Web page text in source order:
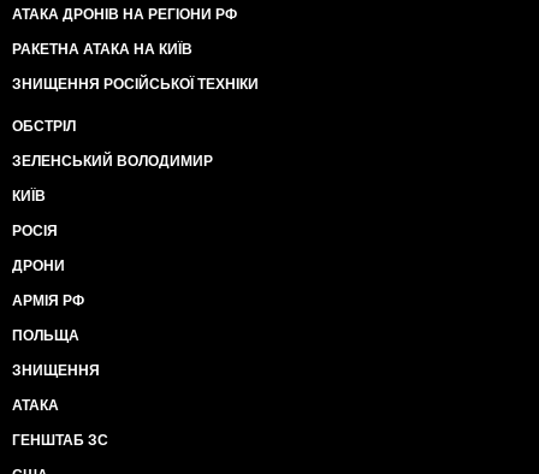
АТАКА ДРОНІВ НА РЕГІОНИ РФ
РАКЕТНА АТАКА НА КИЇВ
ЗНИЩЕННЯ РОСІЙСЬКОЇ ТЕХНІКИ
ОБСТРІЛ
ЗЕЛЕНСЬКИЙ ВОЛОДИМИР
КИЇВ
РОСІЯ
ДРОНИ
АРМІЯ РФ
ПОЛЬЩА
ЗНИЩЕННЯ
АТАКА
ГЕНШТАБ ЗС